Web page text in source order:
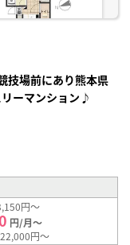
技場前にあり熊本県
ーマンション♪
円～
円/月～
円～